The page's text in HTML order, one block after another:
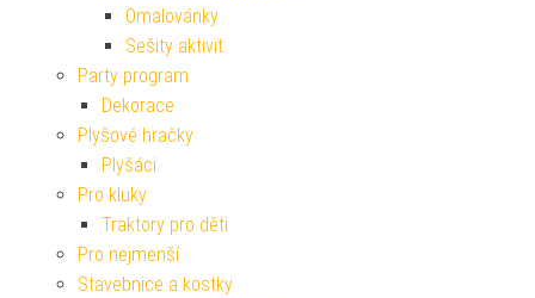
Omalovánky
Sešity aktivit
Party program
Dekorace
Plyšové hračky
Plyšáci
Pro kluky
Traktory pro děti
Pro nejmenší
Stavebnice a kostky